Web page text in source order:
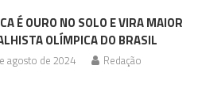
É OURO NO SOLO E VIRA MAIOR
OLÍMPICA DO BRASIL
agosto de 2024 Redação